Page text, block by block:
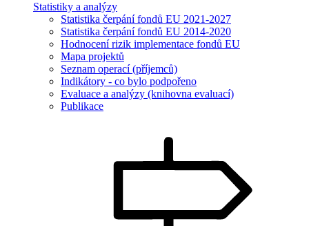
Statistiky a analýzy
Statistika čerpání fondů EU 2021-2027
Statistika čerpání fondů EU 2014-2020
Hodnocení rizik implementace fondů EU
Mapa projektů
Seznam operací (příjemců)
Indikátory - co bylo podpořeno
Evaluace a analýzy (knihovna evaluací)
Publikace